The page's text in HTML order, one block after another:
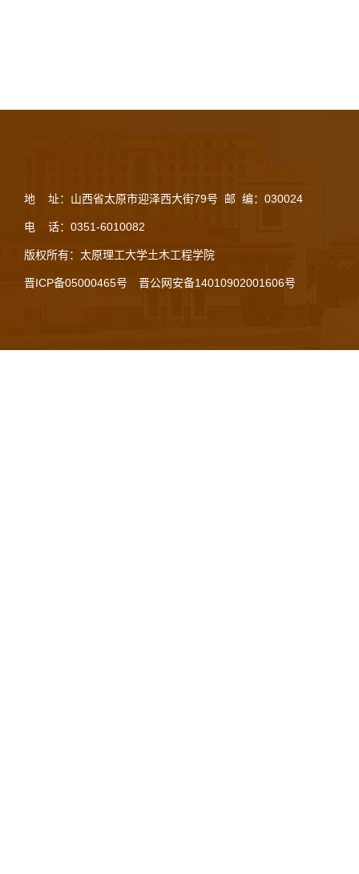
地 址：山西省太原市迎泽西大街79号 邮 编：030024
电 话：0351-6010082
版权所有：太原理工大学土木工程学院
晋ICP备05000465号 晋公网安备14010902001606号